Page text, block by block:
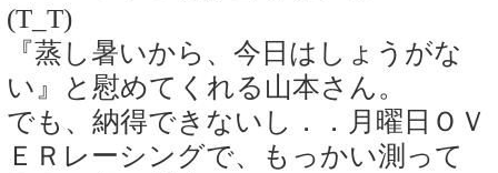
(T_T)
『蒸し暑いから、今日はしょうがな
い』と慰めてくれる山本さん。
でも、納得できないし．．月曜日ＯＶ
ＥＲレーシングで、もっかい測って